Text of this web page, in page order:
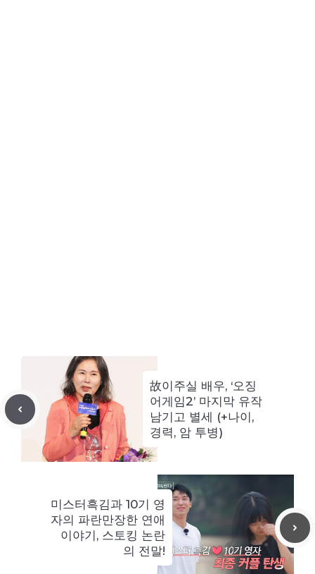
故이주실 배우, ‘오징
어게임2’ 마지막 유작
남기고 별세 (+나이,
경력, 암 투병)
미스터흑김과 10기 영
자의 파란만장한 연애
이야기, 스토킹 논란
의 전말!